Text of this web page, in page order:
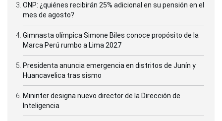
ONP: ¿quiénes recibirán 25% adicional en su pensión en el
mes de agosto?
Gimnasta olímpica Simone Biles conoce propósito de la
Marca Perú rumbo a Lima 2027
Presidenta anuncia emergencia en distritos de Junín y
Huancavelica tras sismo
Mininter designa nuevo director de la Dirección de
Inteligencia